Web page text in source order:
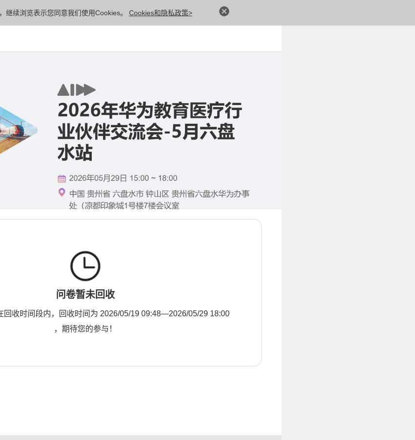
继续浏览表示您同意我们使用Cookies。 Cookies和隐私政策>
问卷暂未回收
回收时间段内，回收时间为 2026/05/19 09:48—2026/05/29 18:00
，期待您的参与！